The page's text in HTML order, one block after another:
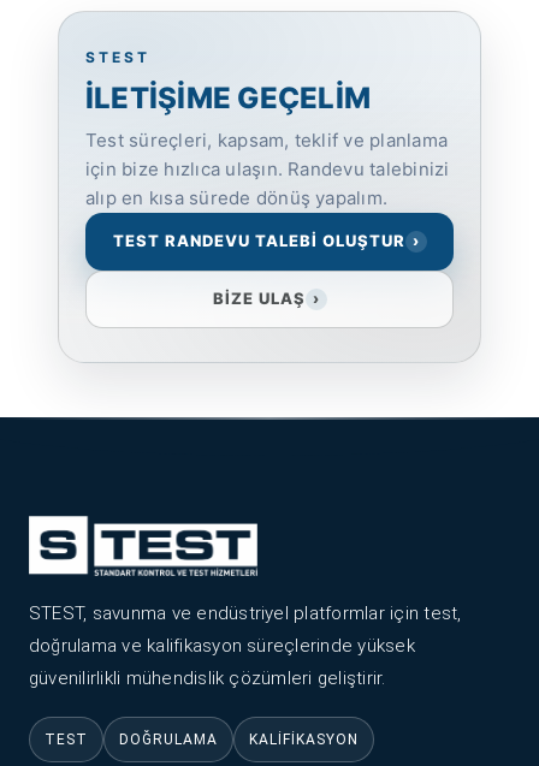
STEST
İLETİŞİME GEÇELİM
Test süreçleri, kapsam, teklif ve planlama
için bize hızlıca ulaşın. Randevu talebinizi
alıp en kısa sürede dönüş yapalım.
TEST RANDEVU TALEBİ OLUŞTUR ›
BİZE ULAŞ ›
STEST, savunma ve endüstriyel platformlar için test,
doğrulama ve kalifikasyon süreçlerinde yüksek
güvenilirlikli mühendislik çözümleri geliştirir.
TEST DOĞRULAMA KALIFIKASYON